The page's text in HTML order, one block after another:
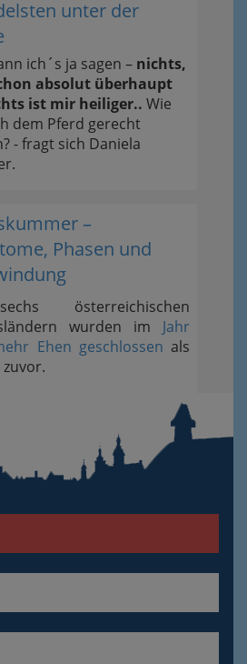
unter der
ich´s ja sagen – nichts,
absolut überhaupt
ist mir heiliger.. Wie
dem Pferd gerecht
- fragt sich Daniela
–
Phasen und
österreichischen
wurden im Jahr
Ehen geschlossen als
zuvor.